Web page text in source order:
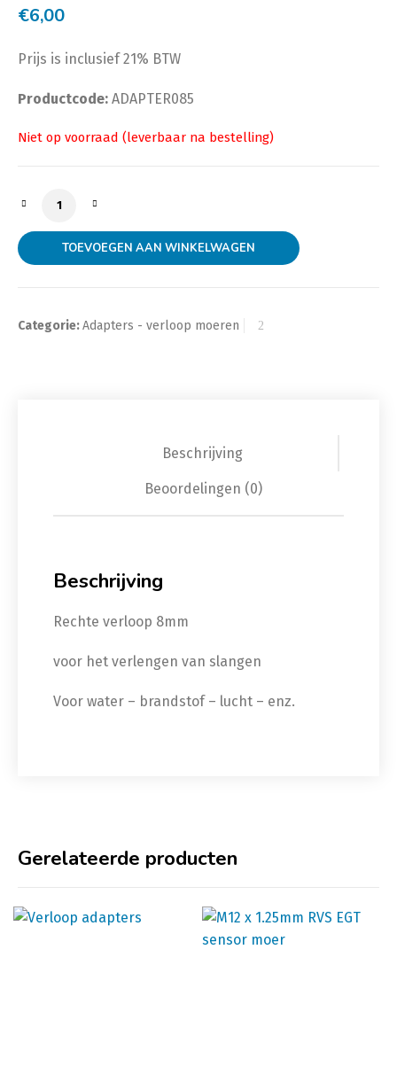
€6,00
Prijs is inclusief 21% BTW
Productcode: ADAPTER085
Rechte verloop 8mm aantal
TOEVOEGEN AAN WINKELWAGEN
Categorie:Adapters - verloop moeren
Beschrijving
Beoordelingen (0)
Beschrijving
Rechte verloop 8mm
voor het verlengen van slangen
Voor water – brandstof – lucht – enz.
Gerelateerde producten